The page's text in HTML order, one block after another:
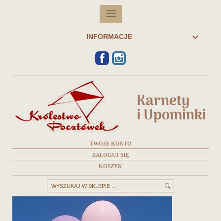
INFORMACJE 
FACEBOOK
TWOJE KONTO
ZALOGUJ SIĘ
KOSZYK